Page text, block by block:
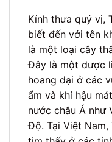
Kính thưa quý vị,
biết đến với tên
là một loại cây
Đây là một dược
hoang dại ở các
ẩm và khí hậu
nước châu Á như
Độ. Tại Việt